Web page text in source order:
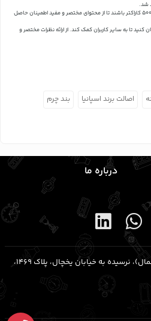
شد.
نظرات باید حداقل شامل 50 کاراکتر و حداکثر 500 کاراکتر باشند تا از محتوای مختصر و مفید اطمینان حاصل
کنید تا به سایر کاربران کمک کند.از ارائه نظرات مختصر و
اصالت برند اسپانیا بند چرم
درباره ما
قلهک، خیابان شریعتی (رو به شمال)، نرسیده به خیابان یخچال، پلاک ۱۴۶۹،